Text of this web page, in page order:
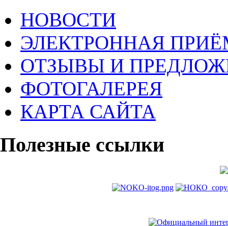
НОВОСТИ
ЭЛЕКТРОННАЯ
ОТЗЫВЫ И
ФОТОГАЛЕРЕЯ
КАРТА САЙТА
Полезные ссылки